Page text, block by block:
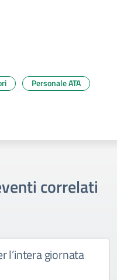
Personale ATA
correlati
l’intera giornata